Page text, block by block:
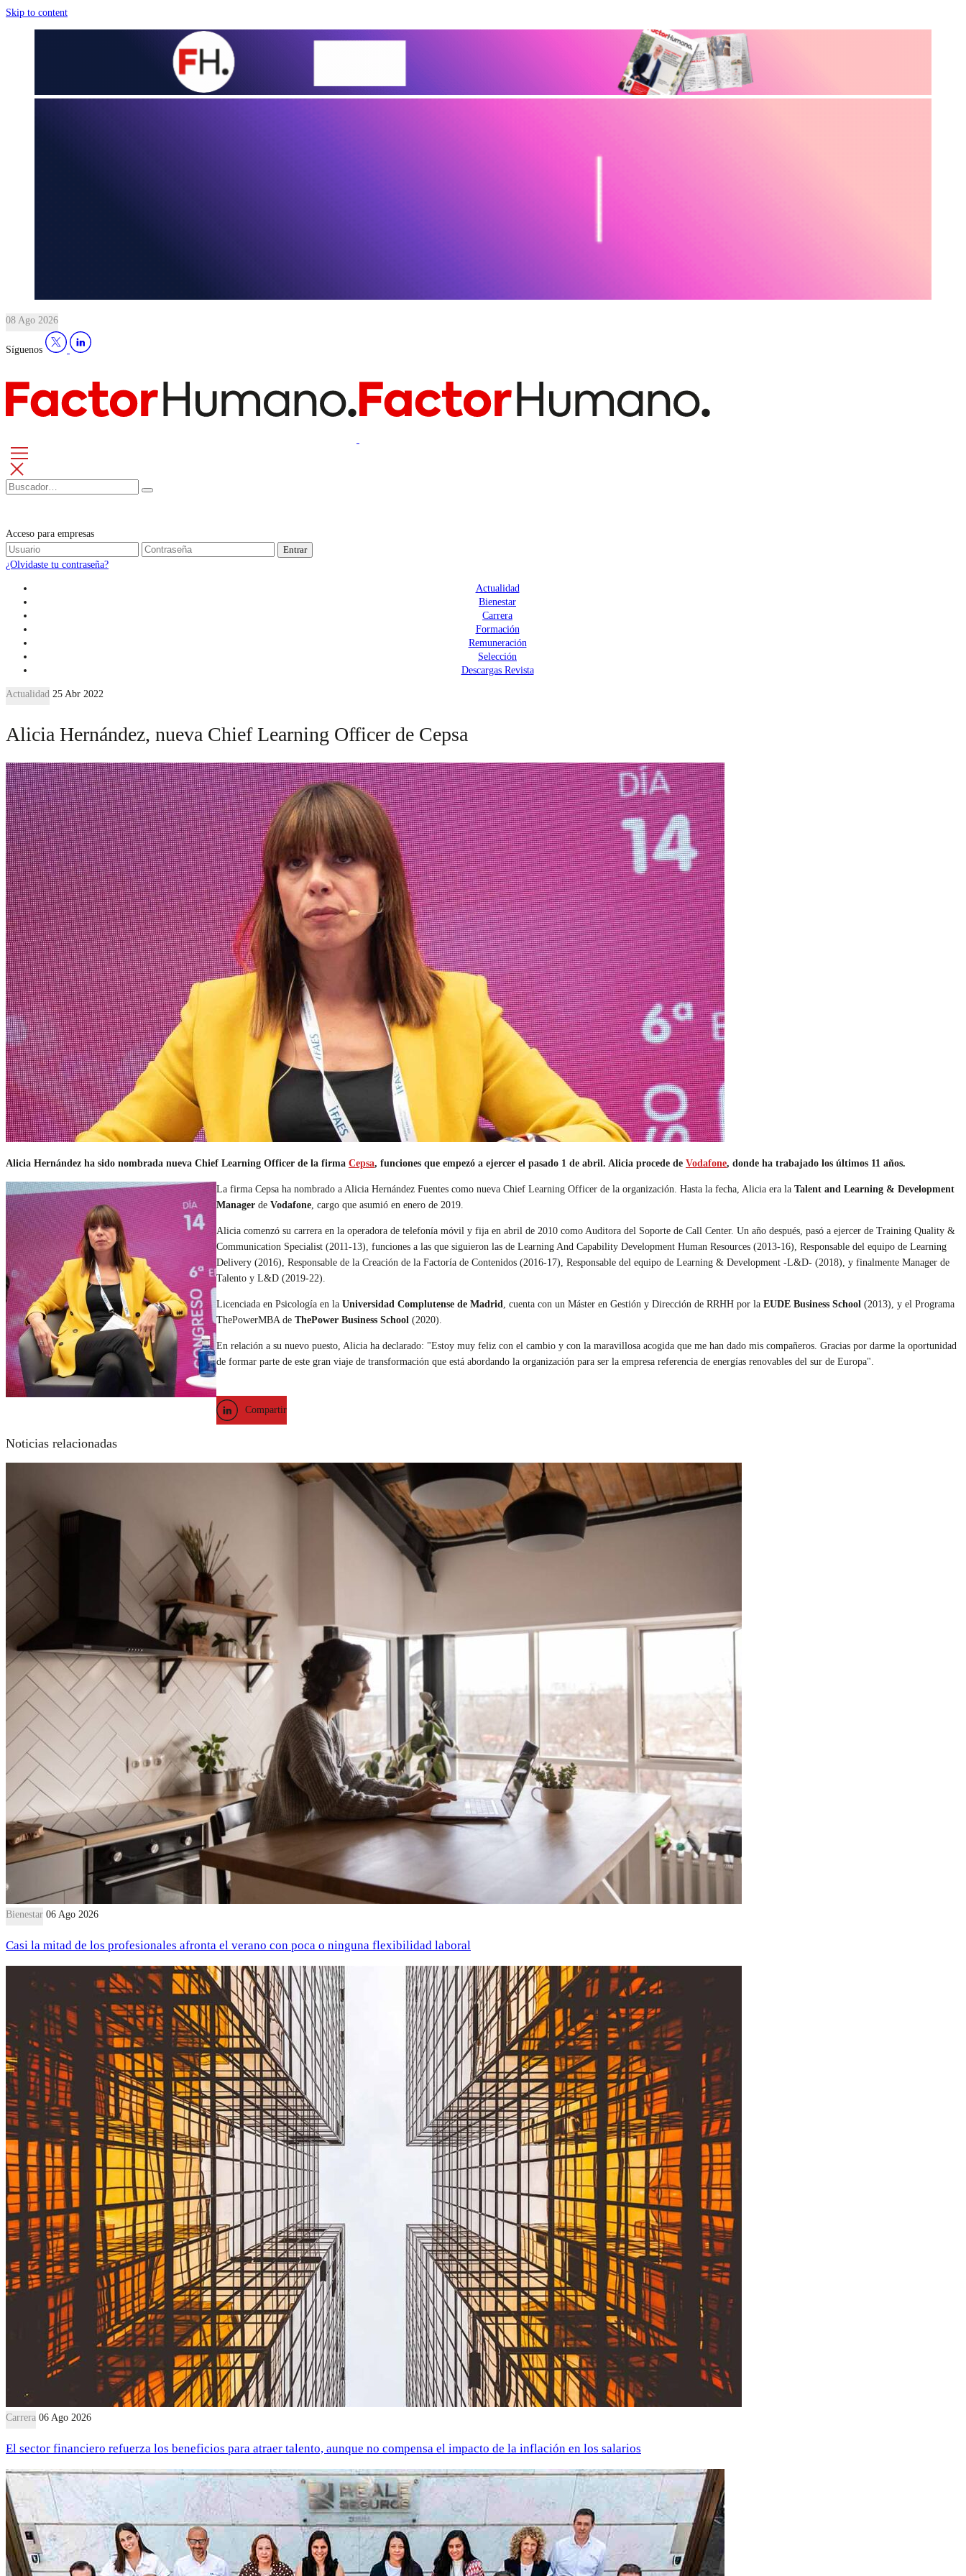
Skip to content
08 Ago 2026
Síguenos
Acceso para empresas
Entrar
¿Olvidaste tu contraseña?
Actualidad
Bienestar
Carrera
Formación
Remuneración
Selección
Descargas Revista
Actualidad 25 Abr 2022
Alicia Hernández, nueva Chief Learning Officer de Cepsa
Alicia Hernández ha sido nombrada nueva Chief Learning Officer de la firma Cepsa, funciones que empezó a ejercer el pasado 1 de abril. Alicia procede de Vodafone, donde ha trabajado los últimos 11 años.
La firma Cepsa ha nombrado a Alicia Hernández Fuentes como nueva Chief Learning Officer de la organización. Hasta la fecha, Alicia era la Talent and Learning & Development
Manager de Vodafone , cargo que asumió en enero de 2019.
Alicia comenzó su carrera en la operadora de telefonía móvil y fija en abril de 2010 como Auditora del Soporte de Call Center. Un año después, pasó a ejercer de Training Quality &
Communication Specialist (2011-13), funciones a las que siguieron las de Learning And Capability Development Human Resources (2013-16), Responsable del equipo de Learning
Delivery (2016), Responsable de la Creación de la Factoría de Contenidos (2016-17), Responsable del equipo de Learning & Development -L&D- (2018), y finalmente Manager de
Talento y L&D (2019-22).
Licenciada en Psicología en la Universidad Complutense de Madrid , cuenta con un Máster en Gestión y Dirección de RRHH por la EUDE Business School (2013), y el Programa
ThePowerMBA de ThePower Business School (2020).
En relación a su nuevo puesto, Alicia ha declarado: "Estoy muy feliz con el cambio y con la maravillosa acogida que me han dado mis compañeros. Gracias por darme la oportunidad
de formar parte de este gran viaje de transformación que está abordando la organización para ser la empresa referencia de energías renovables del sur de Europa".
Compartir
Noticias relacionadas
Bienestar 06 Ago 2026
Casi la mitad de los profesionales afronta el verano con poca o ninguna flexibilidad laboral
Carrera 06 Ago 2026
El sector financiero refuerza los beneficios para atraer talento, aunque no compensa el impacto de la inflación en los salarios